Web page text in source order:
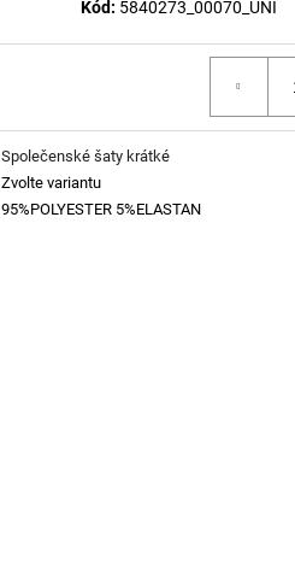
Kód: 5840273_00070_UNI
Společenské šaty krátké
Zvolte variantu
95%POLYESTER 5%ELASTAN